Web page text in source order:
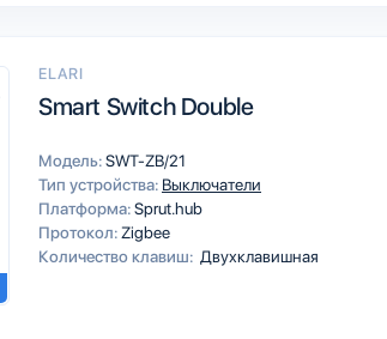
ELARI
Smart Switch Double
Модель:SWT-ZB/21
Тип устройства: Выключатели
Платформа:Sprut.hub
Протокол: Zigbee
Количество клавиш: Двухклавишная